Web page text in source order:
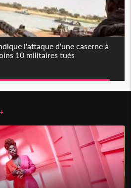
l'attaque d'une caserne à
10 militaires tués